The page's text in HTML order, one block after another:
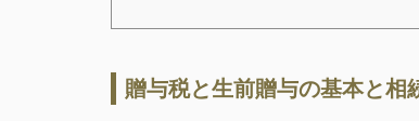
贈与税と生前贈与の基本と相